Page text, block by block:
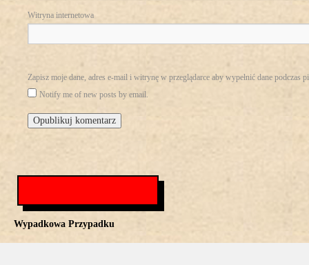
Witryna internetowa
Zapisz moje dane, adres e-mail i witrynę w przeglądarce aby wypełnić dane podczas
Notify me of new posts by email.
Wypadkowa Przypadku